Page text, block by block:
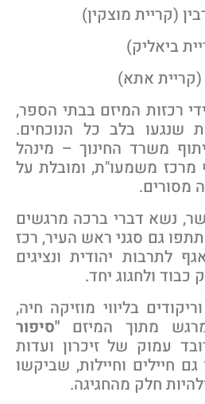
(קריית מוצקין)
ביאליק)
אתא)
המיזם בבתי הספר,
בלב כל הנוכחים.
משרד החינוך – מינהל
משמעו"ת, ומובלת על
נשא דברי ברכה מרגשים
גם סגני ראש העיר, רכז
יהודית ונציגים
ולחגוג יחד.
בליווי מוזיקה חיה,
מתוך המיזם"סיפור
עמוק של זיכרון ועדות
וחיילות, שביקשו
חלק מהחגיגה.